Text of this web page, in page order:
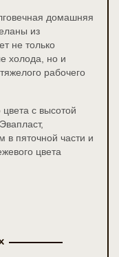
домашняя
из
не только
холода, но и
рабочего
с высотой
пяточной части и
цвета